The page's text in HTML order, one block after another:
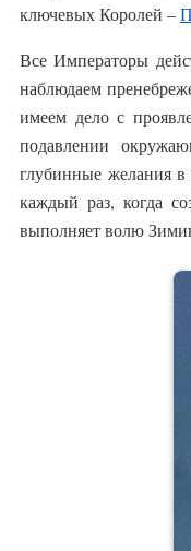
ключевых Королей –
Все Императоры
наблюдаем
имеем дело с
подавлении
глубинные желания
каждый раз, когда
выполняет волю